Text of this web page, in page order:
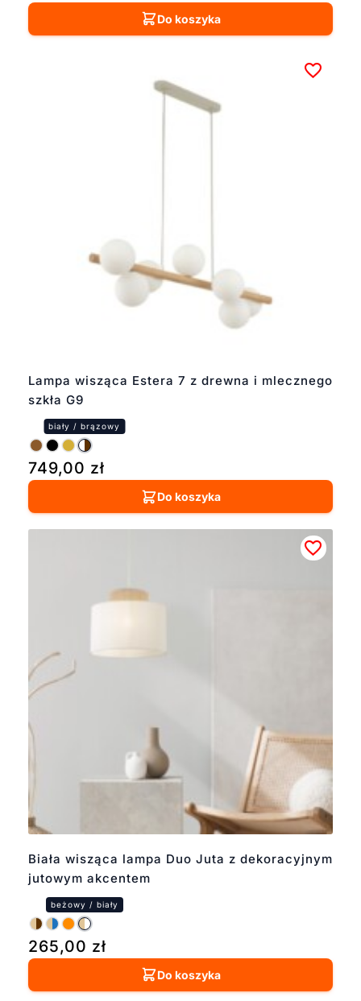
Do koszyka
Lampa wisząca Estera 7 z drewna i mlecznego
szkła G9
749,00 zł
Do koszyka
Biała wisząca lampa Duo Juta z dekoracyjnym
jutowym akcentem
265,00 zł
Do koszyka